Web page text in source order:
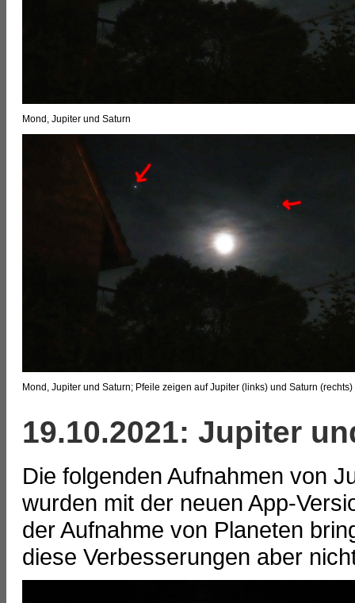
Mond, Jupiter und Saturn
Mond, Jupiter und Saturn; Pfeile zeigen auf Jupiter (links) und Saturn (rechts)
19.10.2021: Jupiter
Die folgenden Aufnahmen von
wurden mit der neuen App-
der Aufnahme von Planeten
diese Verbesserungen aber